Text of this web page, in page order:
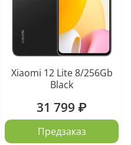
Xiaomi 12 Lite 8/256Gb
Black
31 799 ₽
Предзаказ